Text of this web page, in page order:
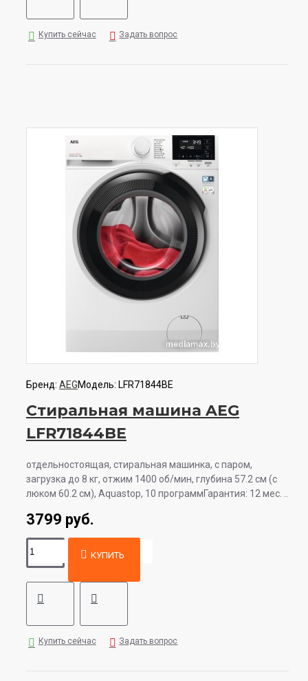
Купить сейчас Задать вопрос
Бренд: AEGМодель: LFR71844BE
Стиральная машина AEG
LFR71844BE
отдельностоящая, стиральная машинка, с паром,
загрузка до 8 кг, отжим 1400 об/мин, глубина 57.2 см (с
люком 60.2 см), Aquastop, 10 программГарантия: 12 мес. ..
3799 руб.
КУПИТЬ
Купить сейчас Задать вопрос